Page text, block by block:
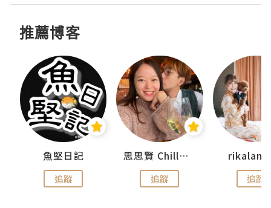
推薦博客
魚堅日記
追蹤
思思賢 ChillMyBabe
追蹤 追蹤